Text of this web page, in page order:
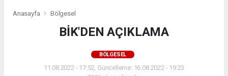
Anasayfa Bölgesel
BİK'DEN AÇIKLAMA
BÖLGESEL
11.08.2022 - 17:52, Güncelleme: 16.08.2022 - 19:23